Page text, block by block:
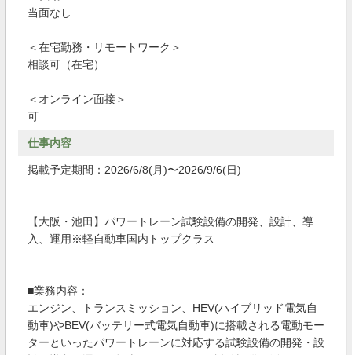
当面なし
＜在宅勤務・リモートワーク＞
相談可（在宅）
＜オンライン面接＞
可
仕事内容
掲載予定期間：2026/6/8(月)〜2026/9/6(日)
【大阪・池田】パワートレーン試験設備の開発、設計、導
入、運用※軽自動車国内トップクラス
■業務内容：
エンジン、トランスミッション、HEV(ハイブリッド電気自
動車)やBEV(バッテリー式電気自動車)に搭載される電動モー
ターといったパワートレーンに対応する試験設備の開発・設